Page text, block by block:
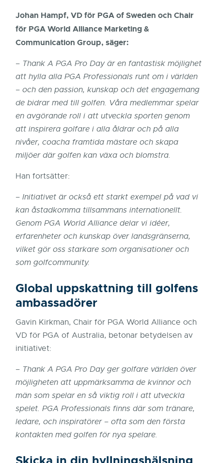
Johan Hampf, VD för PGA of Sweden och Chair
för PGA World Alliance Marketing &
Communication Group, säger:
– Thank A PGA Pro Day är en fantastisk möjlighet
att hylla alla PGA Professionals runt om i världen
– och den passion, kunskap och det engagemang
de bidrar med till golfen. Våra medlemmar spelar
en avgörande roll i att utveckla sporten genom
att inspirera golfare i alla åldrar och på alla
nivåer, coacha framtida mästare och skapa
miljöer där golfen kan växa och blomstra.
Han fortsätter:
– Initiativet är också ett starkt exempel på vad vi
kan åstadkomma tillsammans internationellt.
Genom PGA World Alliance delar vi idéer,
erfarenheter och kunskap över landsgränserna,
vilket gör oss starkare som organisationer och
som golfcommunity.
Global uppskattning till golfens
ambassadörer
Gavin Kirkman, Chair för PGA World Alliance och
VD för PGA of Australia, betonar betydelsen av
initiativet:
– Thank A PGA Pro Day ger golfare världen över
möjligheten att uppmärksamma de kvinnor och
män som spelar en så viktig roll i att utveckla
spelet. PGA Professionals finns där som tränare,
ledare, och inspiratörer – ofta som den första
kontakten med golfen för nya spelare.